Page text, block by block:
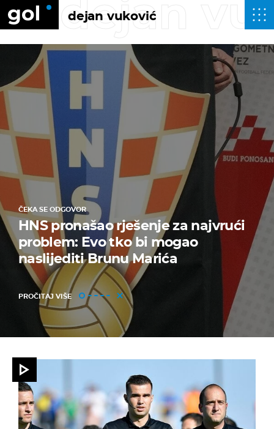
dejan vuković
dejan
ČEKA SE ODGOVOR
HNS pronašao rješenje za najvrući
problem: Evo tko bi mogao
naslijediti Brunu Marića
PROČITAJ VIŠE